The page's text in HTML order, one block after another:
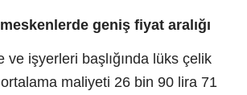
geniş fiyat aralığı
ve işyerleri başlığında lüks çelik
ortalama maliyeti 26 bin 90 lira 71